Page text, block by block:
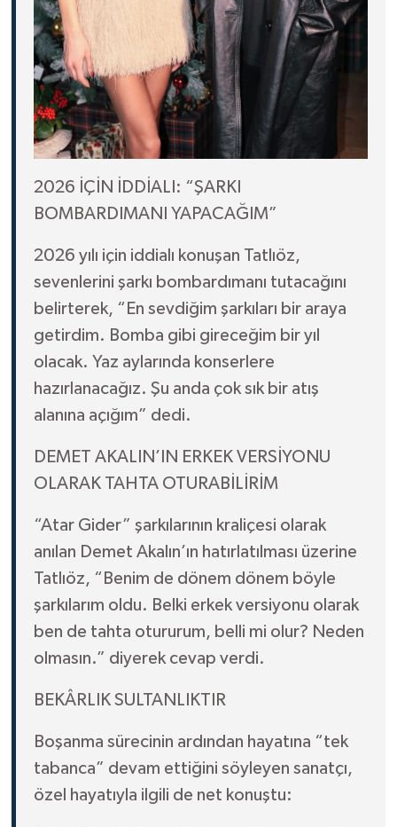
2026 İÇİN İDDİALI: “ŞARKI
BOMBARDIMANI YAPACAĞIM”
2026 yılı için iddialı konuşan Tatlıöz,
sevenlerini şarkı bombardımanı tutacağını
belirterek, “En sevdiğim şarkıları bir araya
getirdim. Bomba gibi gireceğim bir yıl
olacak. Yaz aylarında konserlere
hazırlanacağız. Şu anda çok sık bir atış
alanına açığım” dedi.
DEMET AKALIN’IN ERKEK VERSİYONU
OLARAK TAHTA OTURABİLİRİM
“Atar Gider” şarkılarının kraliçesi olarak
anılan Demet Akalın’ın hatırlatılması üzerine
Tatlıöz, “Benim de dönem dönem böyle
şarkılarım oldu. Belki erkek versiyonu olarak
ben de tahta otururum, belli mi olur? Neden
olmasın.” diyerek cevap verdi.
BEKÂRLIK SULTANLIKTIR
Boşanma sürecinin ardından hayatına “tek
tabanca” devam ettiğini söyleyen sanatçı,
özel hayatıyla ilgili de net konuştu: